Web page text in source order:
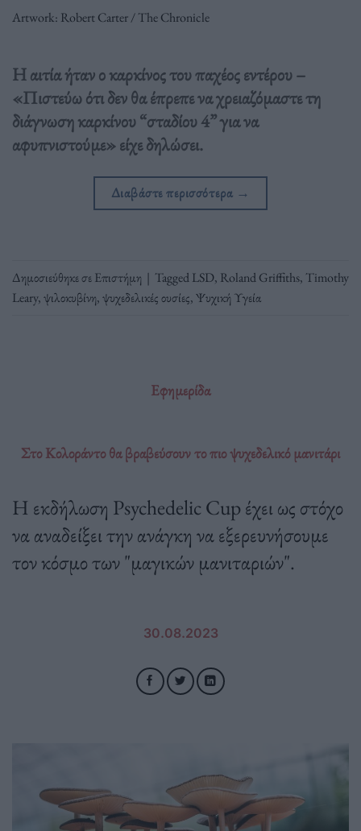
Artwork: Robert Carter / The Chronicle
Η αιτία ήταν ο καρκίνος του παχέος εντέρου –
«Πιστεύω ότι δεν θα έπρεπε να χρειαζόμαστε τη
διάγνωση καρκίνου “σταδίου 4” για να
αφυπνιστούμε» είχε δηλώσει.
Διαβάστε περισσότερα →
Δημοσιεύθηκε σεΕπιστήμη | TaggedLSD, Roland Griffiths, Timothy
Leary,ψιλοκυβίνη,ψυχεδελικές ουσίες,Ψυχική Υγεία
Εφημερίδα
Στο Κολοράντο θα βραβεύσουν το πιο ψυχεδελικό μανιτάρι
Η εκδήλωση Psychedelic Cup έχει ως στόχο
να αναδείξει την ανάγκη να εξερευνήσουμε
τον κόσμο των "μαγικών μανιταριών".
30.08.2023